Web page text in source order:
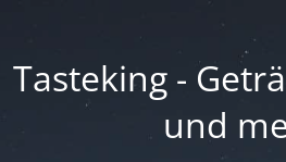
Tasteking -
und